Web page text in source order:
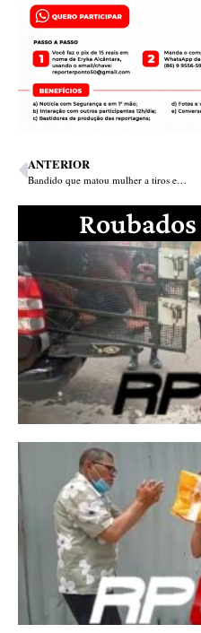
ANTERIOR
Bandido que matou mulher a tiros em Parnaíba é preso em Chaval no Ceará